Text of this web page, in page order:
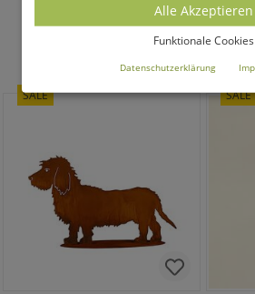
AKTUELLE
Alle anzeigen
SALE SALE
Alle Akzeptieren
Funktionale Cookies
Datenschutzerklärung